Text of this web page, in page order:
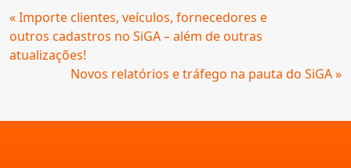
Continue
Lendo
« Importe clientes, veículos, fornecedores e
outros cadastros no SiGA – além de outras
atualizações!
Novos relatórios e tráfego na pauta do SiGA »